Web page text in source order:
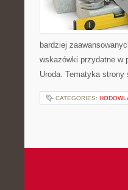
bardziej
wskazówki przydatne w
Uroda. Tematyka
CATEGORIES: